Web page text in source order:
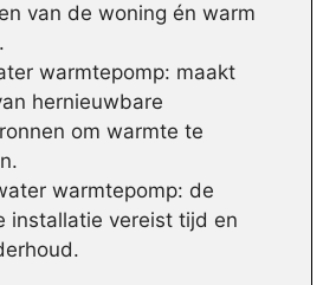
van de woning én warm
warmtepomp: maakt
hernieuwbare
om warmte te
warmtepomp: de
installatie vereist tijd en